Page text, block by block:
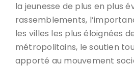
la jeunesse de plus en plus
rassemblements,
les villes les plus éloignées
métropolitains, le soutien
apporté au mouvement